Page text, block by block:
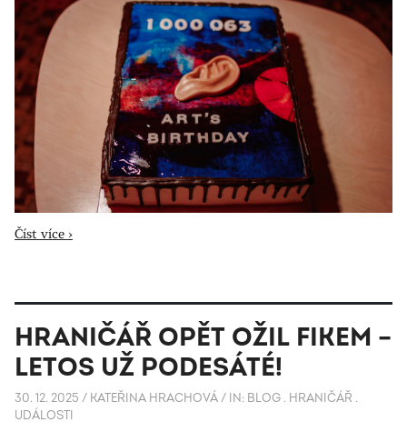
Číst více ›
HRANIČÁŘ OPĚT OŽIL FIKEM –
LETOS UŽ PODESÁTÉ!
30. 12. 2025 / KATEŘINA HRACHOVÁ/ IN: BLOG . HRANIČÁŘ .
UDÁLOSTI